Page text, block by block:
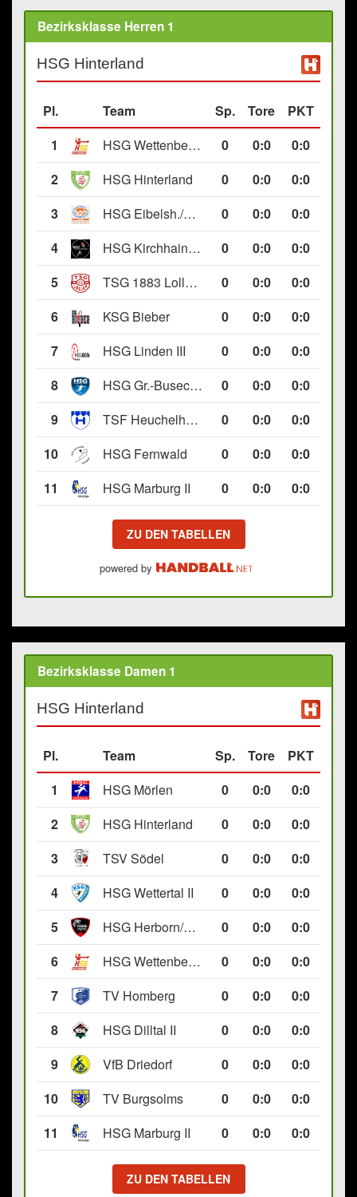
Bezirksklasse Herren 1
HSG Hinterland
Pl. Team Sp. Tore
PKT
1
HSG Wettenberg III 0 0:0
0:0
2
HSG Hinterland 0 0:0
0:0
3
HSG Eibelsh./Ewersb. II 0 0:0
0:0
4
HSG Kirchhain/Neustadt II 0 0:0
0:0
5
TSG 1883 Lollar II 0 0:0
0:0
6
KSG Bieber 0 0:0
0:0
7
HSG Linden III 0 0:0
0:0
8
HSG Gr.-Buseck/Beuern II 0 0:0
0:0
9
TSF Heuchelheim II 0 0:0
0:0
10
HSG Fernwald 0 0:0
0:0
11
HSG Marburg II 0 0:0 0:0
ZU DEN TABELLEN
powered by
Bezirksklasse Damen 1
HSG Hinterland
Pl. Team Sp. Tore
PKT
1
HSG Mörlen 0 0:0
0:0
2
HSG Hinterland 0 0:0
0:0
3
TSV Södel 0 0:0
0:0
4
HSG Wettertal II 0 0:0
0:0
5
HSG Herborn/Seelbach 0 0:0
0:0
6
HSG Wettenberg III 0 0:0
0:0
7
TV Homberg 0 0:0
0:0
8
HSG Dilltal II 0 0:0
0:0
9
VfB Driedorf 0 0:0
0:0
10
TV Burgsolms 0 0:0
0:0
11
HSG Marburg II 0 0:0 0:0
ZU DEN TABELLEN